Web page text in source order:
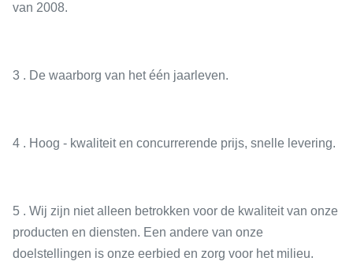
van 2008.
3 . De waarborg van het één jaarleven.
4 . Hoog - kwaliteit en concurrerende prijs, snelle levering.
5 . Wij zijn niet alleen betrokken voor de kwaliteit van onze
producten en diensten. Een andere van onze
doelstellingen is onze eerbied en zorg voor het milieu.